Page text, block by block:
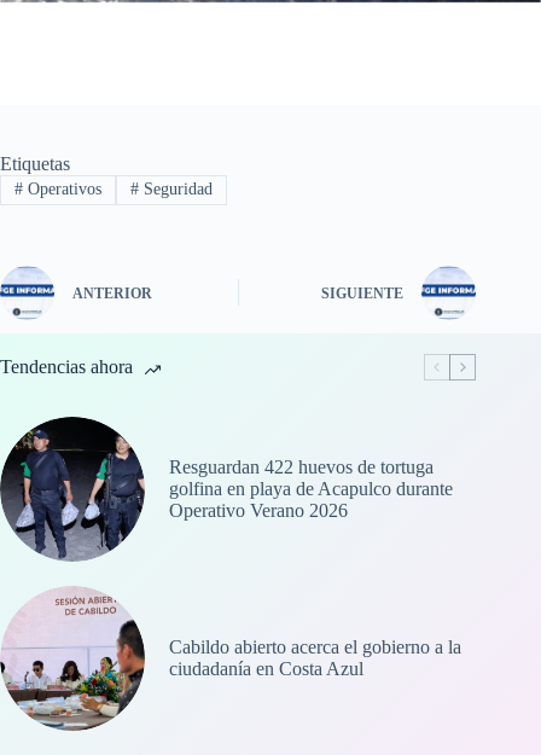
Etiquetas
#Operativos #Seguridad
ANTERIOR SIGUIENTE
Tendencias ahora
Resguardan 422 huevos de tortuga
golfina en playa de Acapulco durante
Operativo Verano 2026
Cabildo abierto acerca el gobierno a la
ciudadanía en Costa Azul